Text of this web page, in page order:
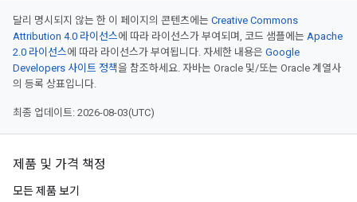
달리 명시되지 않는 한 이 페이지의 콘텐츠에는 Creative Commons
Attribution 4.0 라이선스에 따라 라이선스가 부여되며, 코드 샘플에는 Apache
2.0 라이선스에 따라 라이선스가 부여됩니다. 자세한 내용은 Google
Developers 사이트 정책을 참조하세요. 자바는 Oracle 및/또는 Oracle 계열사
의 등록 상표입니다.
최종 업데이트: 2026-08-03(UTC)
제품 및 가격 책정
모든 제품 보기